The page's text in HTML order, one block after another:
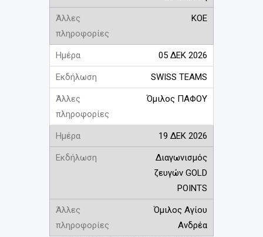
KOE
05 ΔΕΚ 2026
SWISS TEAMS
Όμιλος ΠΑΦΟΥ
19 ΔΕΚ 2026
Διαγωνισμός
ζευγών GOLD
POINTS
Όμιλος Αγίου
Ανδρέα